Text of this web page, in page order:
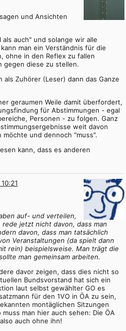
und Ansichten
auch" und solange wir alle
man ein Verständnis für die
ohne in den Reflex zu fallen
gegen diese zu stellen.
Zuhörer (Leser) dann das Ganze
geraumen Weile damit überfordert,
für Abstimmungen - egal
Personen - zu folgen. Ganz
weit davon
und dennoch "muss".
kann, dass es anderen
auf- und verteilen,
jetzt nicht davon, dass man
davon, dass man tatsächlich
Veranstaltungen (da spielt dann
rein) beispielsweise. Man trägt die
man gemeinsam arbeiten.
davor zeigen, dass dies nicht so
Bundsvorstand hat sich ein
laut selbst gewählter GO es
für den 1VO in ÖA zu sein,
montäglichen Sitzungen
man hier auch sehen: Die ÖA
auch ohne ihn!